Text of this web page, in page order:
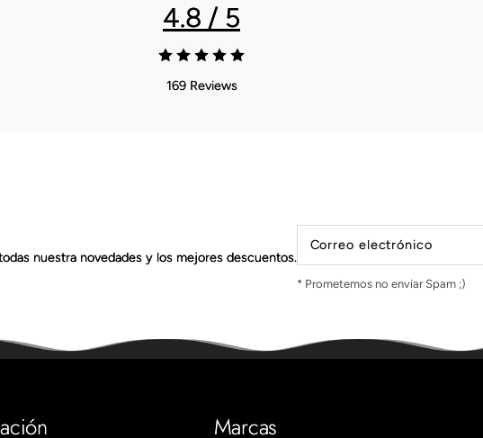
4.8 / 5
169 Reviews
nuestra novedades y los mejores descuentos.
Correo electrónico
* Prometemos no enviar Spam ;)
Marcas